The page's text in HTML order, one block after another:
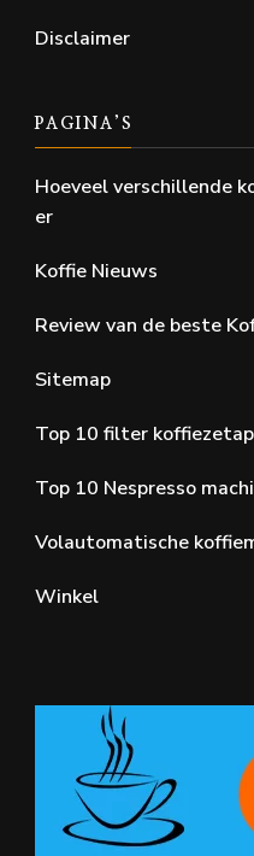
Disclaimer
PAGINA’S
Hoeveel verschillende
er
Koffie Nieuws
Review van de beste
Sitemap
Top 10 filter
Top 10 Nespresso
Volautomatische
Winkel